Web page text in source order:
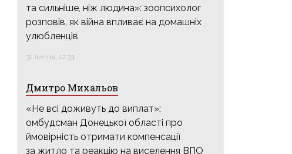
та сильніше, ніж людина»: зоопсихолог
розповів, як війна впливає на домашніх
улюбленців
31 липня, 12:33
Дмитро Михальов
«Не всі доживуть до виплат»:
омбудсман Донецької області про
ймовірність отримати компенсації
за житло та реакцію на виселення ВПО